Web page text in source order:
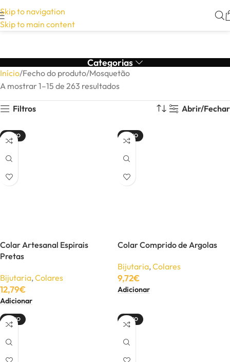
Skip to navigation
Skip to main content
Categorias
Início Fecho do produto Mosquetão
A mostrar 1–15 de 263 resultados
Filtros Abrir/Fechar
NOVO
Colar Artesanal Espirais
Pretas
Bijutaria,Colares
12,79€
Adicionar
NOVO
Colar Comprido de Argolas
Bijutaria,Colares
9,72€
Adicionar
NOVO NOVO